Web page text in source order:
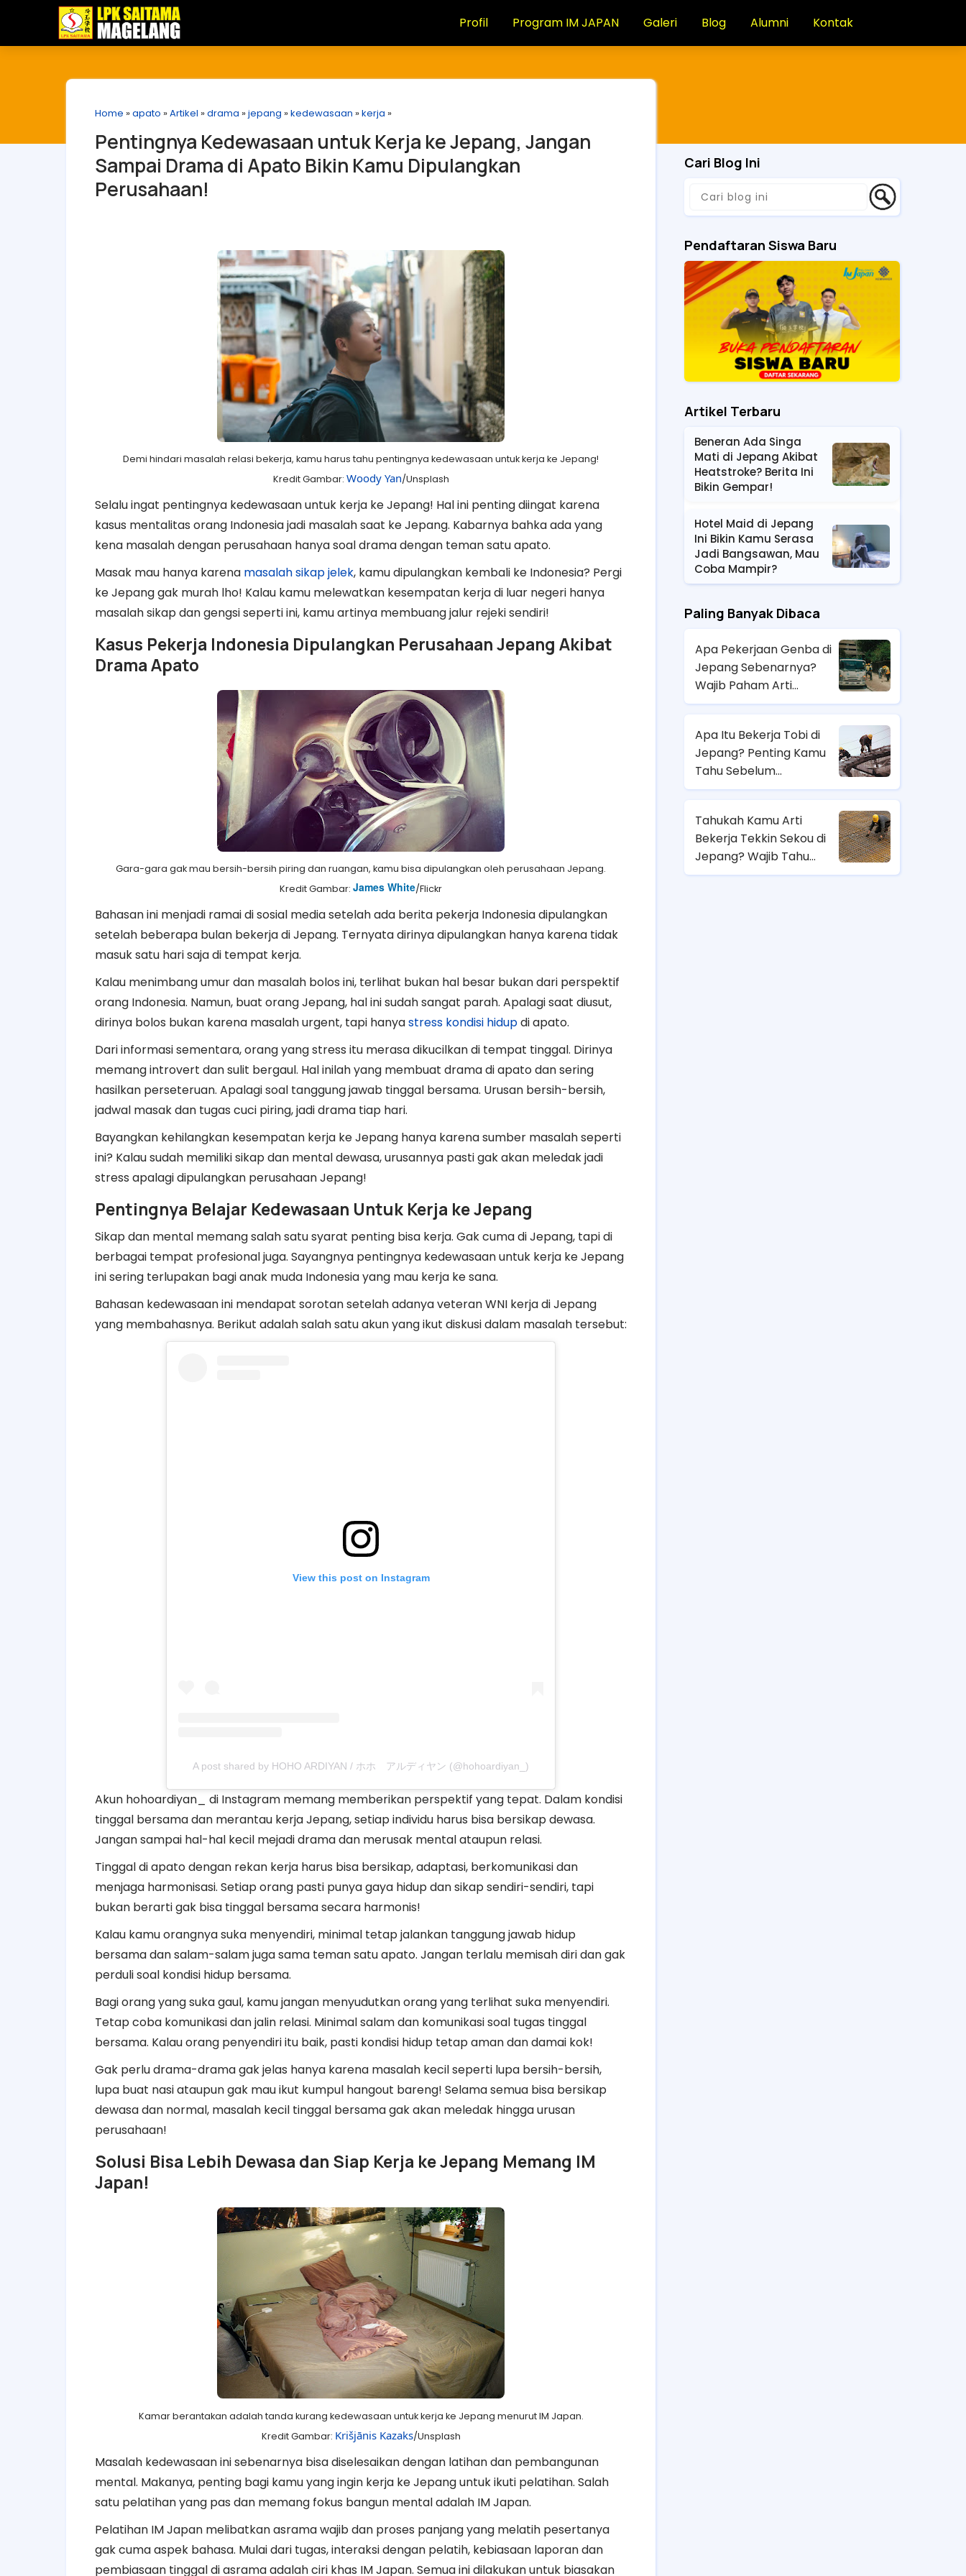
Profil Program IM JAPAN Galeri Blog Alumni Kontak
Home »apato »Artikel »drama »jepang »kedewasaan »kerja »
Pentingnya Kedewasaan untuk Kerja ke Jepang, Jangan
Sampai Drama di Apato Bikin Kamu Dipulangkan
Perusahaan!
Demi hindari masalah relasi bekerja, kamu harus tahu pentingnya kedewasaan untuk kerja ke Jepang!
Kredit Gambar: Woody Yan/Unsplash
Selalu ingat pentingnya kedewasaan untuk kerja ke Jepang! Hal ini penting diingat karena
kasus mentalitas orang Indonesia jadi masalah saat ke Jepang. Kabarnya bahka ada yang
kena masalah dengan perusahaan hanya soal drama dengan teman satu apato.
Masak mau hanya karena masalah sikap jelek, kamu dipulangkan kembali ke Indonesia? Pergi
ke Jepang gak murah lho! Kalau kamu melewatkan kesempatan kerja di luar negeri hanya
masalah sikap dan gengsi seperti ini, kamu artinya membuang jalur rejeki sendiri!
Kasus Pekerja Indonesia Dipulangkan Perusahaan Jepang Akibat
Drama Apato
Gara-gara gak mau bersih-bersih piring dan ruangan, kamu bisa dipulangkan oleh perusahaan Jepang.
Kredit Gambar: James White/Flickr
Bahasan ini menjadi ramai di sosial media setelah ada berita pekerja Indonesia dipulangkan
setelah beberapa bulan bekerja di Jepang. Ternyata dirinya dipulangkan hanya karena tidak
masuk satu hari saja di tempat kerja.
Kalau menimbang umur dan masalah bolos ini, terlihat bukan hal besar bukan dari perspektif
orang Indonesia. Namun, buat orang Jepang, hal ini sudah sangat parah. Apalagi saat diusut,
dirinya bolos bukan karena masalah urgent, tapi hanyastress kondisi hidupdi apato.
Dari informasi sementara, orang yang stress itu merasa dikucilkan di tempat tinggal. Dirinya
memang introvert dan sulit bergaul. Hal inilah yang membuat drama di apato dan sering
hasilkan perseteruan. Apalagi soal tanggung jawab tinggal bersama. Urusan bersih-bersih,
jadwal masak dan tugas cuci piring, jadi drama tiap hari.
Bayangkan kehilangkan kesempatan kerja ke Jepang hanya karena sumber masalah seperti
ini? Kalau sudah memiliki sikap dan mental dewasa, urusannya pasti gak akan meledak jadi
stress apalagi dipulangkan perusahaan Jepang!
Pentingnya Belajar Kedewasaan Untuk Kerja ke Jepang
Sikap dan mental memang salah satu syarat penting bisa kerja. Gak cuma di Jepang, tapi di
berbagai tempat profesional juga. Sayangnya pentingnya kedewasaan untuk kerja ke Jepang
ini sering terlupakan bagi anak muda Indonesia yang mau kerja ke sana.
Bahasan kedewasaan ini mendapat sorotan setelah adanya veteran WNI kerja di Jepang
yang membahasnya. Berikut adalah salah satu akun yang ikut diskusi dalam masalah tersebut:
View this post on Instagram
A post shared by HOHO ARDIYAN / ホホ アルディヤン (@hohoardiyan_)
Akun hohoardiyan_ di Instagram memang memberikan perspektif yang tepat. Dalam kondisi
tinggal bersama dan merantau kerja Jepang, setiap individu harus bisa bersikap dewasa.
Jangan sampai hal-hal kecil mejadi drama dan merusak mental ataupun relasi.
Tinggal di apato dengan rekan kerja harus bisa bersikap, adaptasi, berkomunikasi dan
menjaga harmonisasi. Setiap orang pasti punya gaya hidup dan sikap sendiri-sendiri, tapi
bukan berarti gak bisa tinggal bersama secara harmonis!
Kalau kamu orangnya suka menyendiri, minimal tetap jalankan tanggung jawab hidup
bersama dan salam-salam juga sama teman satu apato. Jangan terlalu memisah diri dan gak
perduli soal kondisi hidup bersama.
Bagi orang yang suka gaul, kamu jangan menyudutkan orang yang terlihat suka menyendiri.
Tetap coba komunikasi dan jalin relasi. Minimal salam dan komunikasi soal tugas tinggal
bersama. Kalau orang penyendiri itu baik, pasti kondisi hidup tetap aman dan damai kok!
Gak perlu drama-drama gak jelas hanya karena masalah kecil seperti lupa bersih-bersih,
lupa buat nasi ataupun gak mau ikut kumpul hangout bareng! Selama semua bisa bersikap
dewasa dan normal, masalah kecil tinggal bersama gak akan meledak hingga urusan
perusahaan!
Solusi Bisa Lebih Dewasa dan Siap Kerja ke Jepang Memang IM
Japan!
Kamar berantakan adalah tanda kurang kedewasaan untuk kerja ke Jepang menurut IM Japan.
Kredit Gambar: Krišjānis Kazaks/Unsplash
Masalah kedewasaan ini sebenarnya bisa diselesaikan dengan latihan dan pembangunan
mental. Makanya, penting bagi kamu yang ingin kerja ke Jepang untuk ikuti pelatihan. Salah
satu pelatihan yang pas dan memang fokus bangun mental adalah IM Japan.
Pelatihan IM Japan melibatkan asrama wajib dan proses panjang yang melatih pesertanya
gak cuma aspek bahasa. Mulai dari tugas, interaksi dengan pelatih, kebiasaan laporan dan
pembiasaan tinggal di asrama adalah ciri khas IM Japan. Semua ini dilakukan untuk biasakan
Cari Blog Ini
Pendaftaran Siswa Baru
Artikel Terbaru
Beneran Ada Singa
Mati di Jepang Akibat
Heatstroke? Berita Ini
Bikin Gempar!
Hotel Maid di Jepang
Ini Bikin Kamu Serasa
Jadi Bangsawan, Mau
Coba Mampir?
Paling Banyak Dibaca
Apa Pekerjaan Genba di
Jepang Sebenarnya?
Wajib Paham Arti
Pekerjaannya Sebelum
Apa Itu Bekerja Tobi di
Jepang? Penting Kamu
Tahu Sebelum
Berangkat Magang Kerja
Tahukah Kamu Arti
Bekerja Tekkin Sekou di
Jepang? Wajib Tahu
Sebelum Pilih Job